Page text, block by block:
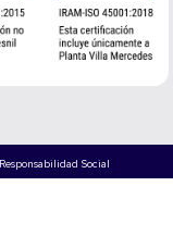
Responsabilidad Social